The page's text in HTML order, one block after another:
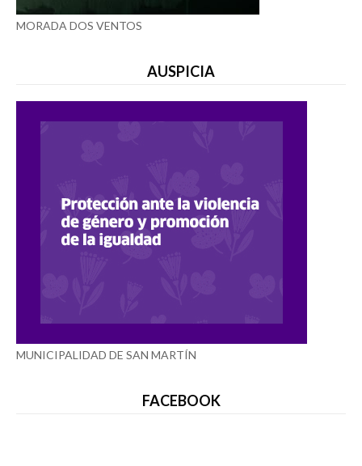
MORADA DOS VENTOS
AUSPICIA
MUNICIPALIDAD DE SAN MARTÍN
FACEBOOK